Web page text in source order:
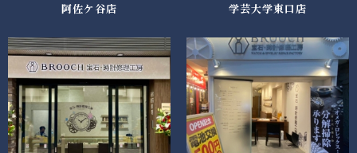
阿佐ケ谷店 学芸大学東口店